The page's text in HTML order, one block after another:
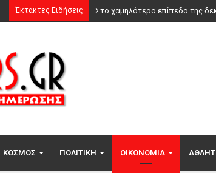
Έκτακτες Ειδήσεις Τρόμος για τουρίστες στη
ΚΌΣΜΟΣ ΠΟΛΙΤΙΚΉ ΟΙΚΟΝΟΜΊΑ